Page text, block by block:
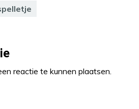
reactie te kunnen plaatsen.